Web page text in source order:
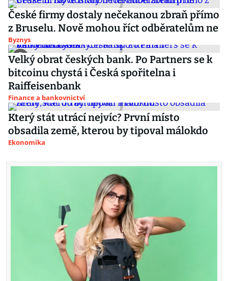
České firmy dostaly nečekanou zbraň přímo
z Bruselu. Nově mohou říct odběratelům ne
Byznys
Velký obrat českých bank. Po Partners se k
bitcoinu chystá i Česká spořitelna i
Raiffeisenbank
Finance a bankovnictví
Který stát utrácí nejvíc? První místo
obsadila země, kterou by tipoval málokdo
Ekonomika